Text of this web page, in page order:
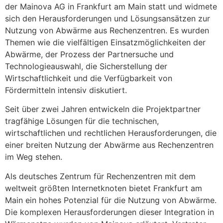
der Mainova AG in Frankfurt am Main statt und widmete
sich den Herausforderungen und Lösungsansätzen zur
Nutzung von Abwärme aus Rechenzentren. Es wurden
Themen wie die vielfältigen Einsatzmöglichkeiten der
Abwärme, der Prozess der Partnersuche und
Technologieauswahl, die Sicherstellung der
Wirtschaftlichkeit und die Verfügbarkeit von
Fördermitteln intensiv diskutiert.
Seit über zwei Jahren entwickeln die Projektpartner
tragfähige Lösungen für die technischen,
wirtschaftlichen und rechtlichen Herausforderungen, die
einer breiten Nutzung der Abwärme aus Rechenzentren
im Weg stehen.
Als deutsches Zentrum für Rechenzentren mit dem
weltweit größten Internetknoten bietet Frankfurt am
Main ein hohes Potenzial für die Nutzung von Abwärme.
Die komplexen Herausforderungen dieser Integration in